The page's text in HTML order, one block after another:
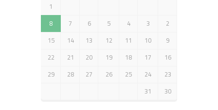
1
2
3
4
5
6
7
8
9
10
11
12
13
14
15
16
17
18
19
20
21
22
23
24
25
26
27
28
29
30
31